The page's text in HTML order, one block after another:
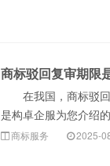
商标驳回复审期限
在我国，商标驳回
是构卓企服为您介绍
商标服务 2025-